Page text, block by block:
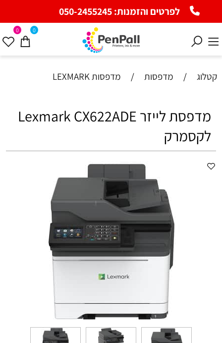
לפרטים והזמנות:050-2455245
0 0
קטלוג / מדפסות / מדפסות LEXMARK
מדפסת ‏לייזר Lexmark CX622ADE
לקסמרק